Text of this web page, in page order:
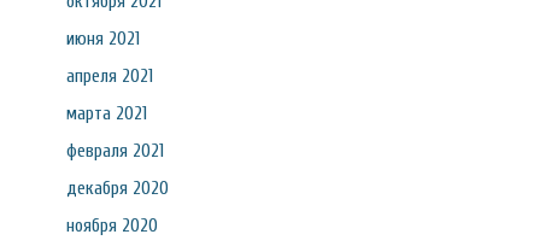
июня 2021
апреля 2021
марта 2021
февраля 2021
декабря 2020
ноября 2020